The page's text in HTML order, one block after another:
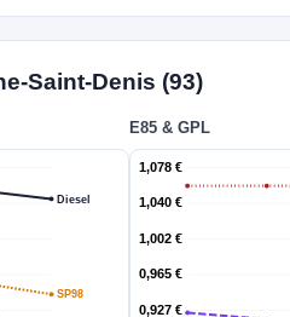
Saint-Denis (93)
Diesel
SP98
E85 & GPL
0,927 €
0,965 €
1,002 €
1,040 €
1,078 €